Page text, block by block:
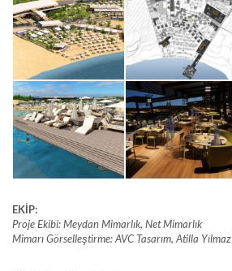
EKİP:
Proje Ekibi: Meydan Mimarlık, Net Mimarlık
Mimarı Görselleştirme: AVC Tasarım, Atilla Yılmaz